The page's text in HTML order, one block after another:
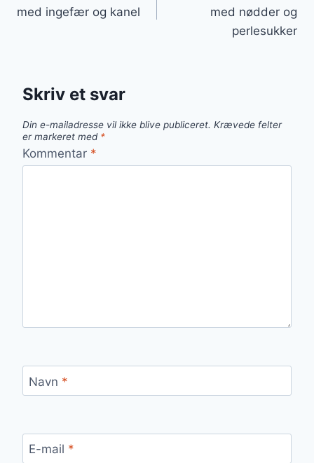
med ingefær og kanel
med nødder og
perlesukker
Skriv et svar
Din e-mailadresse vil ikke blive publiceret. Krævede felter
er markeret med *
Kommentar *
Navn *
E-mail *